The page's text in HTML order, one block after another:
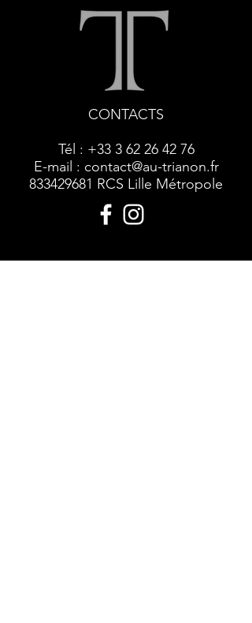
CONTACTS
Tél : +33 3 62 26 42 76
E-mail : contact@au-trianon.fr
833429681 RCS Lille Métropole